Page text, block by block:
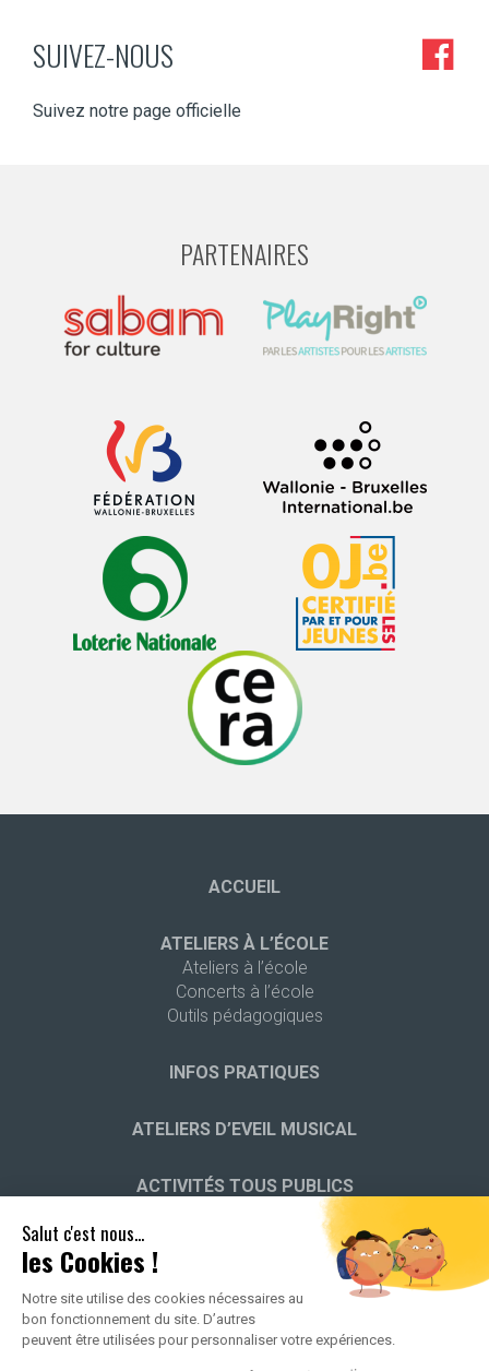
Salut c'est nous...
les Cookies !
Notre site utilise des cookies nécessaires au
bon fonctionnement du site. D’autres
peuvent être utilisées pour personnaliser votre expériences.
SUIVEZ-NOUS
Suivez notre page officielle
PARTENAIRES
ACCUEIL
ATELIERS À L’ÉCOLE
Ateliers à l’école
Concerts à l’école
Outils pédagogiques
INFOS PRATIQUES
ATELIERS D’EVEIL MUSICAL
ACTIVITÉS TOUS PUBLICS